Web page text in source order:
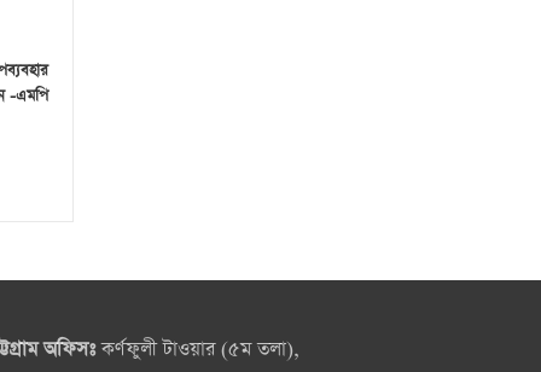
-এমপি
অফিসঃকর্ণফুলী টাওয়ার (৫ম তলা),